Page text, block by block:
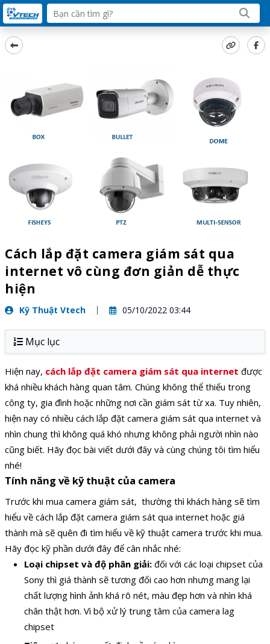
Cách lắp đặt camera giám sát qua
internet vô cùng đơn giản dễ thực
hiện
Kỹ Thuật Vtech 05/10/2022 03:44
Mục lục
Hiện nay, cách lắp đặt camera giám sát qua internet được
khá nhiều khách hàng quan tâm. Chúng không thể thiếu trong
công ty, gia đình hoặc những nơi cần giám sát từ xa. Tuy nhiên,
hiện nay có nhiều cách lắp đặt camera giám sát qua internet và
nhìn chung thì không quá khó nhưng không phải người nhìn nào
cũng biết. Hãy đọc bài viết dưới đây và cùng chúng tôi tìm hiểu
nhé!
Tính năng về kỹ thuật của camera
Trước khi mua camera giám sát, thường thì khách hàng sẽ tìm
hiểu về cách lắp đặt camera giám sát qua internet hoặc giá
thành mà sẽ quên đi tìm hiểu về kỹ thuật camera trước khi mua.
Hãy đọc kỹ phần dưới đây để cân nhắc nhé:
Loại chipset và độ phân giải: đối với các loại chipset của
Sony thì giá thành sẽ tương đối cao hơn nhưng mang lại
chất lượng hình ảnh khá rõ nét, màu đẹp hơn và nhìn khá
chân thật hơn. Vì bộ xử lý trung tâm của camera lag
chipset